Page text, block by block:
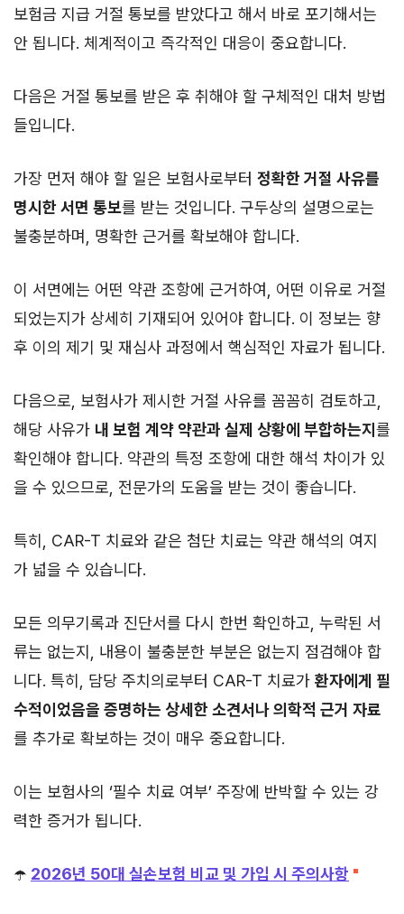
보험금 지급 거절 통보를 받았다고 해서 바로 포기해서는
안 됩니다. 체계적이고 즉각적인 대응이 중요합니다.
다음은 거절 통보를 받은 후 취해야 할 구체적인 대처 방법
들입니다.
가장 먼저 해야 할 일은 보험사로부터 정확한 거절 사유를
명시한 서면 통보를 받는 것입니다. 구두상의 설명으로는
불충분하며, 명확한 근거를 확보해야 합니다.
이 서면에는 어떤 약관 조항에 근거하여, 어떤 이유로 거절
되었는지가 상세히 기재되어 있어야 합니다. 이 정보는 향
후 이의 제기 및 재심사 과정에서 핵심적인 자료가 됩니다.
다음으로, 보험사가 제시한 거절 사유를 꼼꼼히 검토하고,
해당 사유가 내 보험 계약 약관과 실제 상황에 부합하는지를
확인해야 합니다. 약관의 특정 조항에 대한 해석 차이가 있
을 수 있으므로, 전문가의 도움을 받는 것이 좋습니다.
특히, CAR-T 치료와 같은 첨단 치료는 약관 해석의 여지
가 넓을 수 있습니다.
모든 의무기록과 진단서를 다시 한번 확인하고, 누락된 서
류는 없는지, 내용이 불충분한 부분은 없는지 점검해야 합
니다. 특히, 담당 주치의로부터 CAR-T 치료가 환자에게 필
수적이었음을 증명하는 상세한 소견서나 의학적 근거 자료
를 추가로 확보하는 것이 매우 중요합니다.
이는 보험사의 ‘필수 치료 여부’ 주장에 반박할 수 있는 강
력한 증거가 됩니다.
☂️ 2026년 50대 실손보험 비교 및 가입 시 주의사항